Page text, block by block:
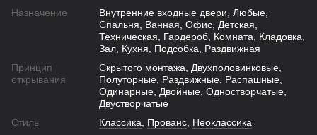
Назначение
Внутренние входные двери, Любые,
Спальня, Ванная, Офис, Детская,
Техническая, Гардероб, Комната, Кладовка,
Зал, Кухня, Подсобка, Раздвижная
Принцип
открывания
Скрытого монтажа, Двухполовинковые,
Полуторные, Раздвижные, Распашные,
Одинарные, Двойные, Одностворчатые,
Двустворчатые
Стиль
Классика Прованс Неоклассика